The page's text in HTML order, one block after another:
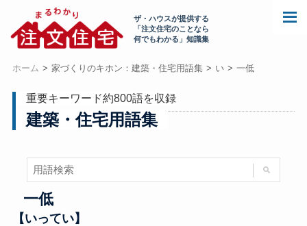
ザ・ハウスが提供する
「注文住宅のことなら
何でもわかる」知識集
ホーム 家づくりのキホン：建築・住宅用語集 い 一低
重要キーワード約800語を収録
建築・住宅用語集
一低
【いってい】